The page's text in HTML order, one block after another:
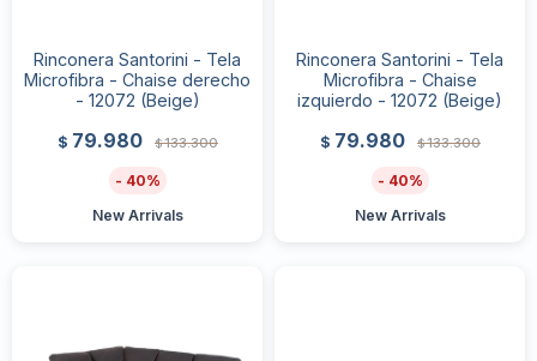
Rinconera Santorini - Tela
Microfibra - Chaise derecho
- 12072 (Beige)
$ 79.980 $133.300
40
New Arrivals
Rinconera Santorini - Tela
Microfibra - Chaise
izquierdo - 12072 (Beige)
$ 79.980 $133.300
40
New Arrivals